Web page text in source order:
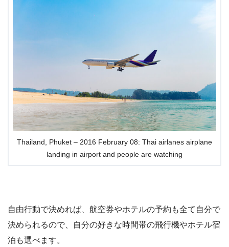
Thailand, Phuket – 2016 February 08: Thai airlanes airplane
landing in airport and people are watching
自由行動で決めれば、航空券やホテルの予約も全て自分で
決められるので、自分の好きな時間帯の飛行機やホテル宿
泊も選べます。